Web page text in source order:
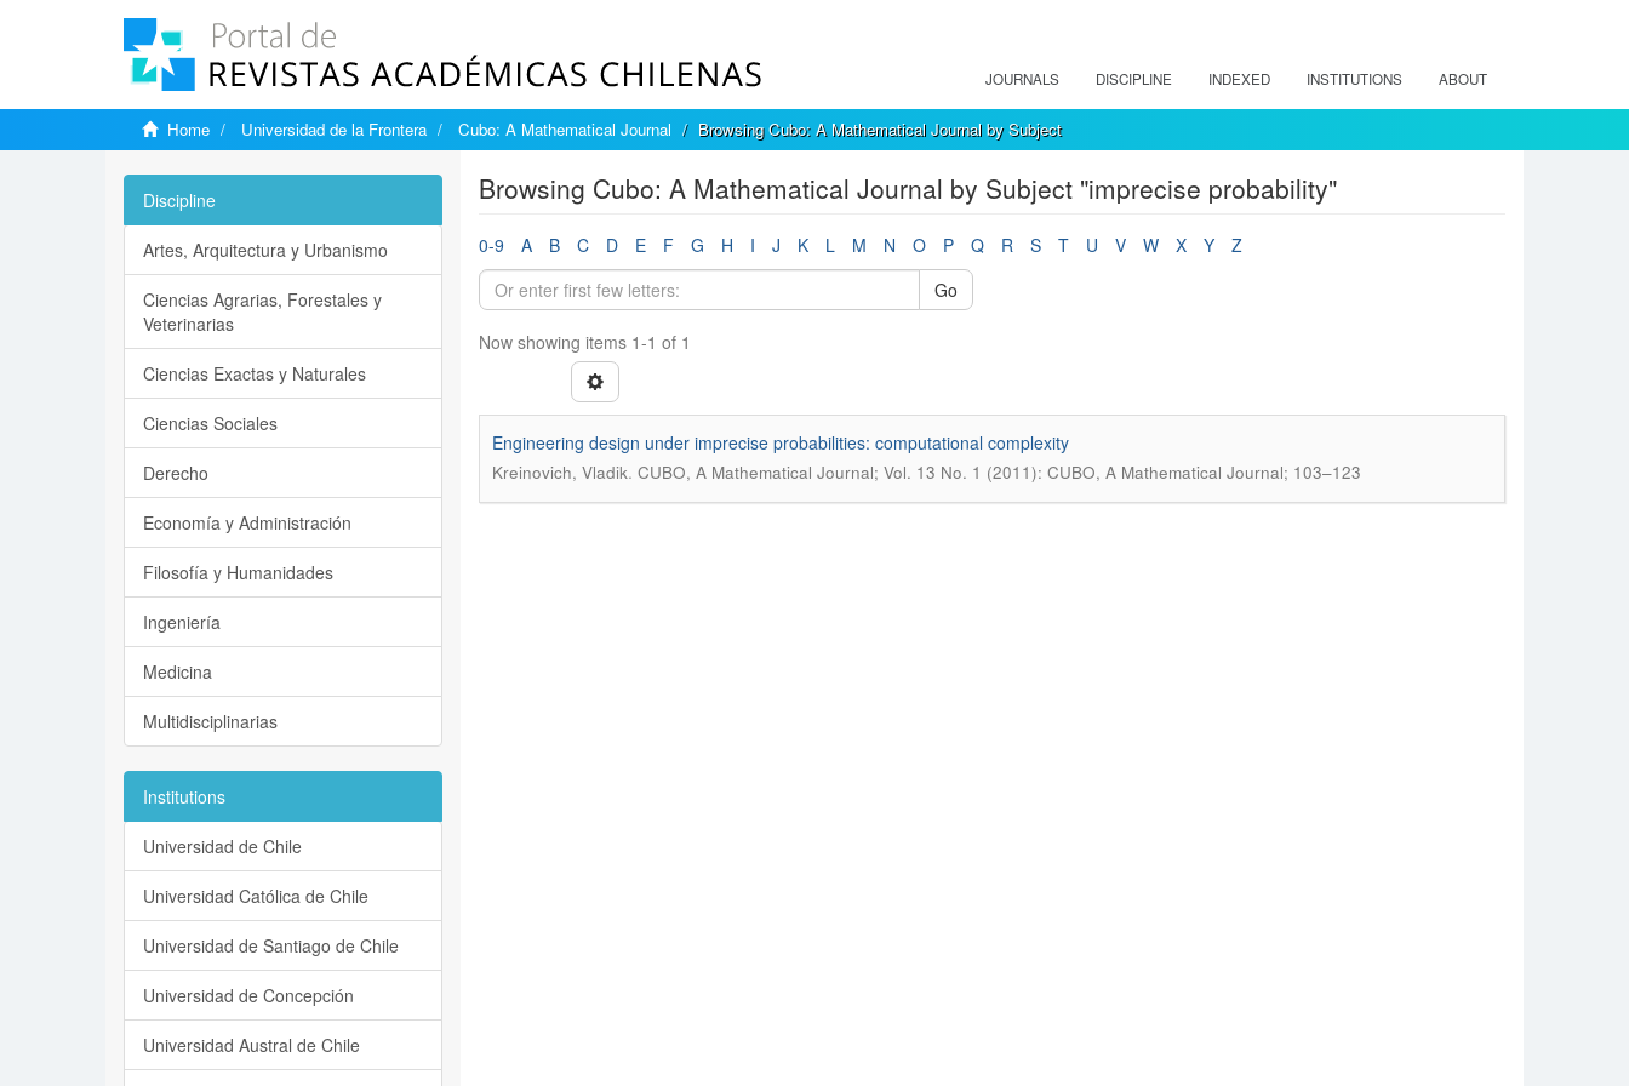
JOURNALS DISCIPLINE INDEXED INSTITUTIONS ABOUT
Home Universidad de la Frontera Cubo: A Mathematical Journal Browsing Cubo: A Mathematical Journal by Subject
Browsing Cubo: A Mathematical Journal by Subject "imprecise probability"
0-9 A B C D E F G H I J K L M N O P Q R S T U V W X Y
Z
Go
Now showing items 1-1 of 1
Engineering design under imprecise probabilities: computational complexity
Kreinovich, Vladik. CUBO, A Mathematical Journal; Vol. 13 No. 1 (2011): CUBO, A Mathematical Journal; 103–123
Discipline
Artes, Arquitectura y Urbanismo
Ciencias Agrarias, Forestales y
Veterinarias
Ciencias Exactas y Naturales
Ciencias Sociales
Derecho
Economía y Administración
Filosofía y Humanidades
Ingeniería
Medicina
Multidisciplinarias
Institutions
Universidad de Chile
Universidad Católica de Chile
Universidad de Santiago de Chile
Universidad de Concepción
Universidad Austral de Chile